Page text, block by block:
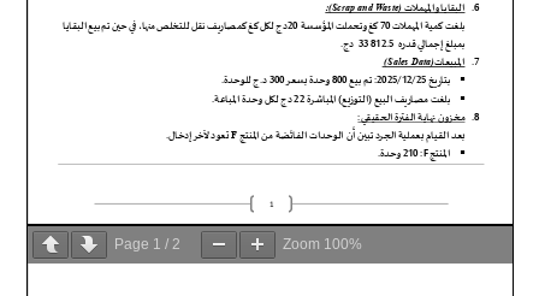
Page 1 /2 Zoom 100%